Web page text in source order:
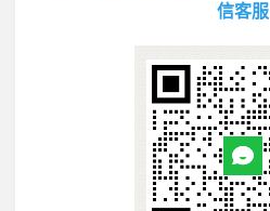
信客服